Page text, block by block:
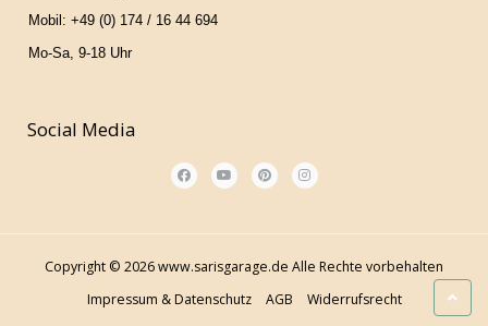
Mobil: +49 (0) 174 / 16 44 694
Mo-Sa, 9-18 Uhr
Social Media
Copyright © 2026 www.sarisgarage.de Alle Rechte vorbehalten
Impressum & Datenschutz
AGB Widerrufsrecht